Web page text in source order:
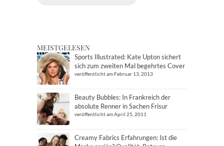
MEISTGELESEN
Sports Illustrated: Kate Upton sichert
sich zum zweiten Mal begehrtes Cover
veröffentlicht am Februar 13, 2013
Beauty Bubbles: In Frankreich der
absolute Renner in Sachen Frisur
veröffentlicht am April 25, 2011
Creamy Fabrics Erfahrungen: Ist die